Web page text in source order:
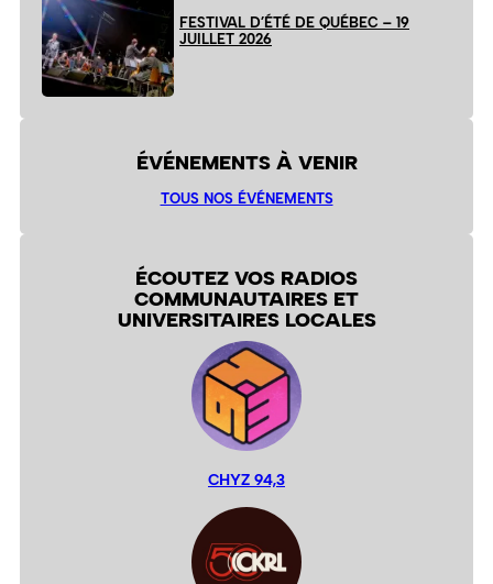
FESTIVAL D’ÉTÉ DE QUÉBEC – 19
JUILLET 2026
ÉVÉNEMENTS À VENIR
TOUS NOS ÉVÉNEMENTS
ÉCOUTEZ VOS RADIOS
COMMUNAUTAIRES ET
UNIVERSITAIRES LOCALES
CHYZ 94,3